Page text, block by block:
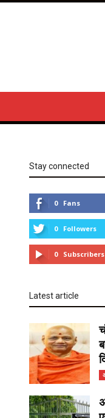
Stay connected
0 Fans
0 Followers
0 Subscribers
Latest article